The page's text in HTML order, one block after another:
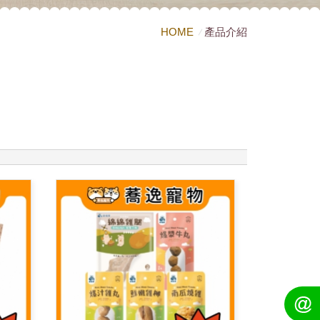
HOME 產品介紹